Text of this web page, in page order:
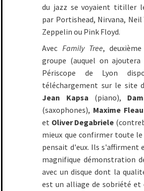
du jazz se voyaient titiller
par Portishead, Nirvana, Neil
Zeppelin ou Pink Floyd.
Avec Family Tree,
groupe (auquel on
Périscope de Lyon
téléchargement sur le site
Jean Kapsa (piano),
(saxophones), Maxime Fleau
et Oliver Degabriele
mieux que confirmer toute le
pensait d'eux. Ils s'affirment
magnifique démonstration
avec un disque dont la
est un alliage de sobriété et